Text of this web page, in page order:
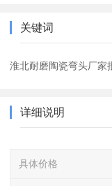
关键词
淮北耐磨陶瓷弯头厂家
详细说明
具体价格